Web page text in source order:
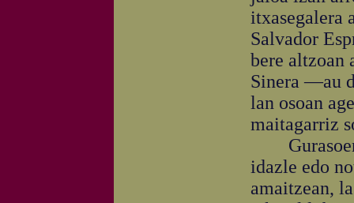
itxasegalera
Salvador
bere altzoan
Sinera —au
lan osoan
maitagarriz
Gurasoen
idazle edo
amaitzean,